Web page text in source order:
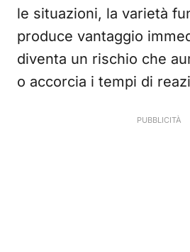
le situazioni, la varietà
produce vantaggio
diventa un rischio che
o accorcia i tempi di